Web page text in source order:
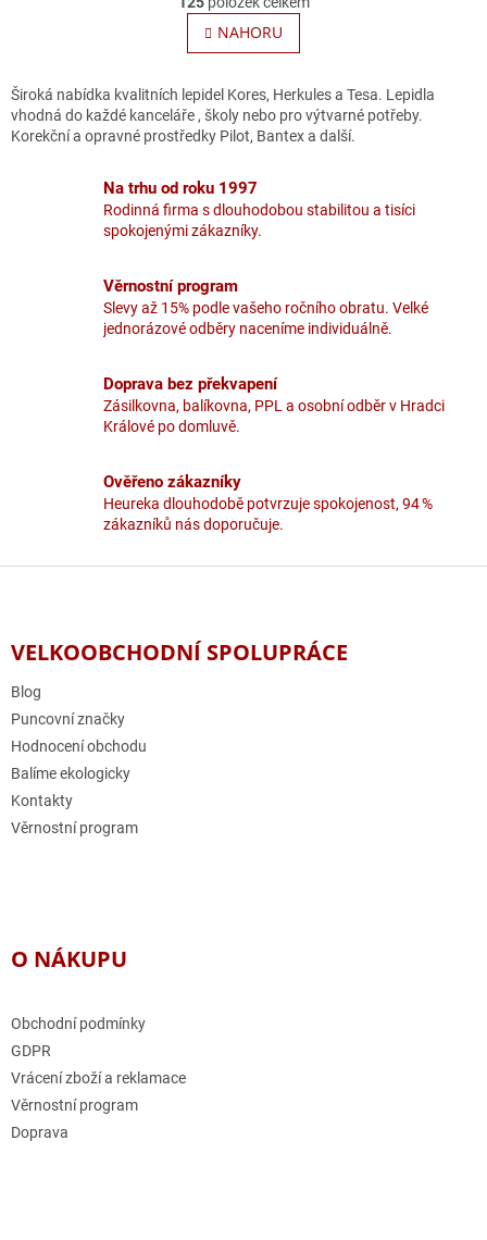
v
l
á
a
c
í
r
v
k
y
p
i
s
á
n
k
v
á
n
í
NAHORU
Široká nabídka kvalitních lepidel Kores, Herkules a Tesa. Lepidla
vhodná do každé kanceláře , školy nebo pro výtvarné potřeby.
Korekční a opravné prostředky Pilot, Bantex a další.
Na trhu od roku 1997
Rodinná firma s dlouhodobou stabilitou a tisíci
spokojenými zákazníky.
Věrnostní program
Slevy až 15% podle vašeho ročního obratu. Velké
jednorázové odběry naceníme individuálně.
Doprava bez překvapení
Zásilkovna, balíkovna, PPL a osobní odběr v Hradci
Králové po domluvě.
Ověřeno zákazníky
Heureka dlouhodobě potvrzuje spokojenost, 94 %
zákazníků nás doporučuje.
Z
VELKOOBCHODNÍ SPOLUPRÁCE
Blog
Puncovní značky
Hodnocení obchodu
Balíme ekologicky
Kontakty
Věrnostní program
O NÁKUPU
Obchodní podmínky
GDPR
Vrácení zboží a reklamace
Věrnostní program
Doprava